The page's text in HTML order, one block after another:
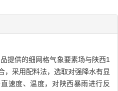
提供的细网格气象要素场与陕西1
，采用配料法，选取对强降水有显
速度、温度，对陕西暴雨进行反